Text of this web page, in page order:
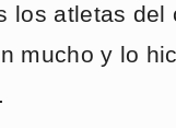
los atletas del
mucho y lo